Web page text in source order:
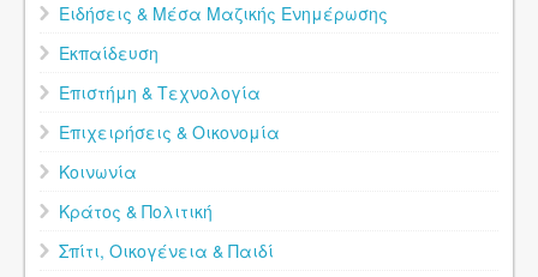
Ειδήσεις & Μέσα Μαζικής Ενημέρωσης
Εκπαίδευση
Επιστήμη & Τεχνολογία
Επιχειρήσεις & Οικονομία
Κοινωνία
Κράτος & Πολιτική
Σπίτι, Οικογένεια & Παιδί